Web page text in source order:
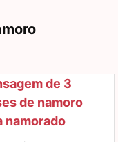
de 3
de namoro
namorado